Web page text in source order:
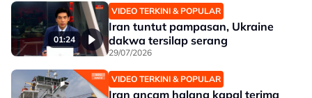
01:24
VIDEO TERKINI & POPULAR
Iran tuntut pampasan, Ukraine
dakwa tersilap serang
29/07/2026
VIDEO TERKINI & POPULAR
Iran ancam halang kapal terima